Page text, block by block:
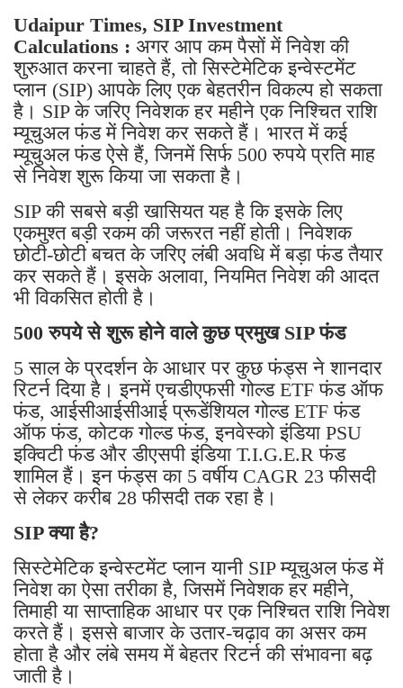
Udaipur Times, SIP Investment
Calculations : अगर आप कम पैसों में निवेश की
शुरुआत करना चाहते हैं, तो सिस्टेमेटिक इन्वेस्टमेंट
प्लान (SIP) आपके लिए एक बेहतरीन विकल्प हो सकता
है। SIP के जरिए निवेशक हर महीने एक निश्चित राशि
म्यूचुअल फंड में निवेश कर सकते हैं। भारत में कई
म्यूचुअल फंड ऐसे हैं, जिनमें सिर्फ 500 रुपये प्रति माह
से निवेश शुरू किया जा सकता है।
SIP की सबसे बड़ी खासियत यह है कि इसके लिए
एकमुश्त बड़ी रकम की जरूरत नहीं होती। निवेशक
छोटी-छोटी बचत के जरिए लंबी अवधि में बड़ा फंड तैयार
कर सकते हैं। इसके अलावा, नियमित निवेश की आदत
भी विकसित होती है।
500 रुपये से शुरू होने वाले कुछ प्रमुख SIP फंड
5 साल के प्रदर्शन के आधार पर कुछ फंड्स ने शानदार
रिटर्न दिया है। इनमें एचडीएफसी गोल्ड ETF फंड ऑफ
फंड, आईसीआईसीआई प्रूडेंशियल गोल्ड ETF फंड
ऑफ फंड, कोटक गोल्ड फंड, इनवेस्को इंडिया PSU
इक्विटी फंड और डीएसपी इंडिया T.I.G.E.R फंड
शामिल हैं। इन फंड्स का 5 वर्षीय CAGR 23 फीसदी
से लेकर करीब 28 फीसदी तक रहा है।
SIP क्या है?
सिस्टेमेटिक इन्वेस्टमेंट प्लान यानी SIP म्यूचुअल फंड में
निवेश का ऐसा तरीका है, जिसमें निवेशक हर महीने,
तिमाही या साप्ताहिक आधार पर एक निश्चित राशि निवेश
करते हैं। इससे बाजार के उतार-चढ़ाव का असर कम
होता है और लंबे समय में बेहतर रिटर्न की संभावना बढ़
जाती है।